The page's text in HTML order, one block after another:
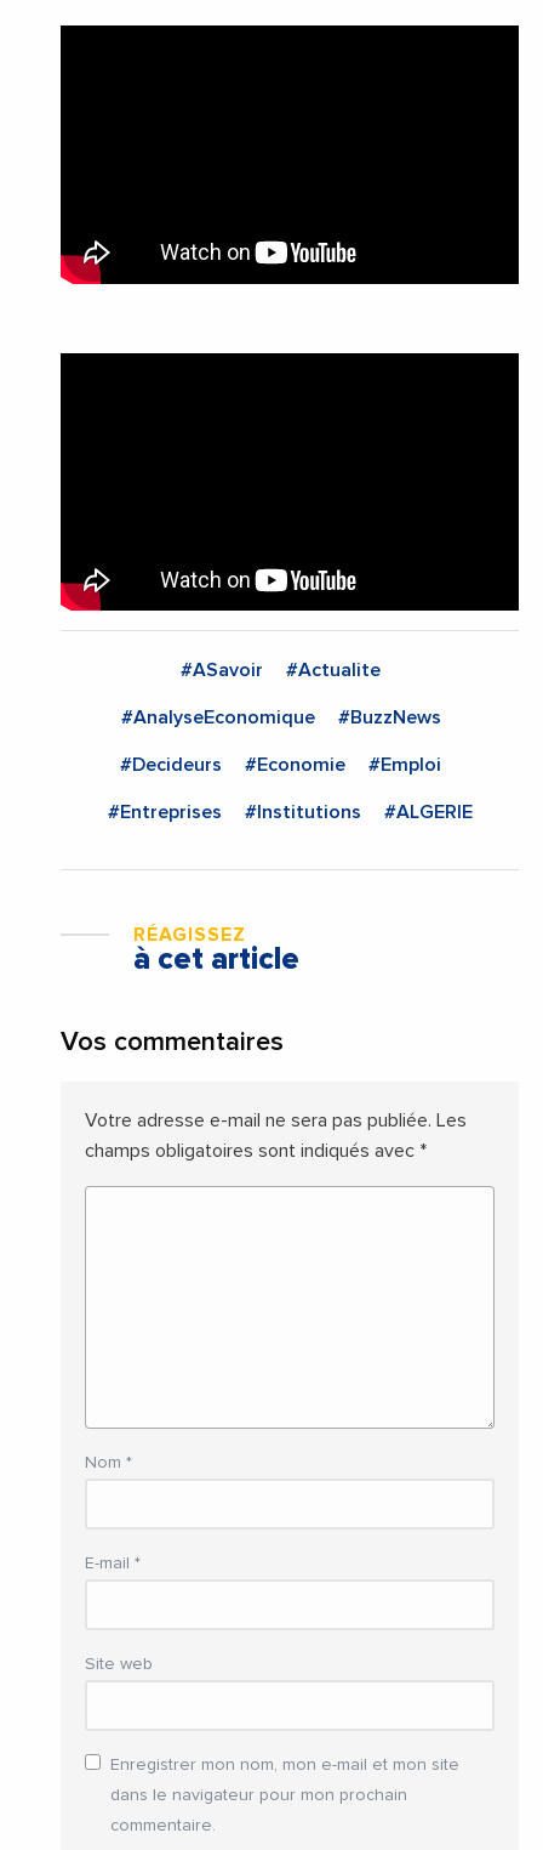
#ASavoir #Actualite
#AnalyseEconomique #BuzzNews
#Decideurs #Economie #Emploi
#Entreprises #Institutions #ALGERIE
RÉAGISSEZ
à cet article
Vos commentaires
Votre adresse e-mail ne sera pas publiée. Les
champs obligatoires sont indiqués avec *
Nom *
E-mail *
Site web
Enregistrer mon nom, mon e-mail et mon site
dans le navigateur pour mon prochain
commentaire.